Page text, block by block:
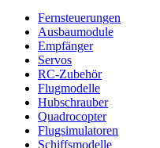
Fernsteuerungen
Ausbaumodule
Empfänger
Servos
RC-Zubehör
Flugmodelle
Hubschrauber
Quadrocopter
Flugsimulatoren
Schiffsmodelle